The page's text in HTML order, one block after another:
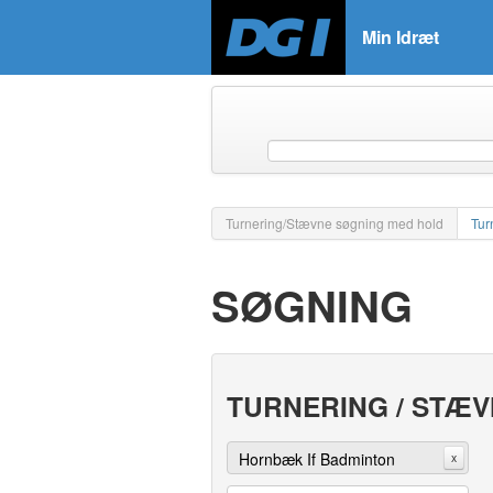
Min Idræt
Turnering/Stævne søgning med hold
SØGNING
TURNERING /
Hornbæk If Badminton x